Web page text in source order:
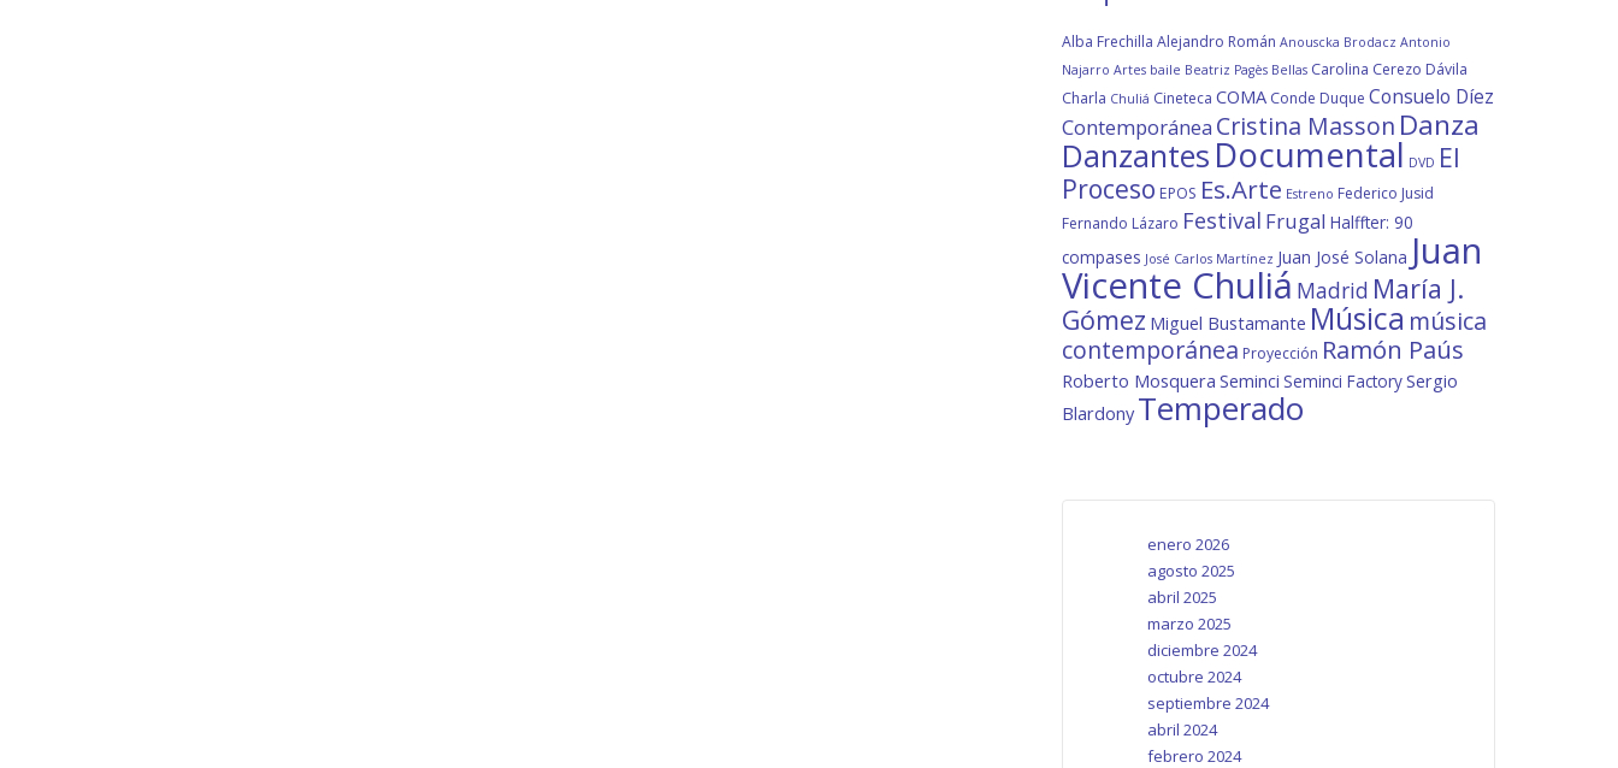
Alba Frechilla Alejandro Román Anouscka Brodacz Antonio
Najarro Artes baile Beatriz Pagès Bellas Carolina Cerezo Dávila
Charla Chuliá Cineteca COMA Conde Duque Consuelo Díez
Contemporánea Cristina Masson Danza
Danzantes Documental DVD El
Proceso EPOS Es.Arte Estreno Federico Jusid
Fernando Lázaro Festival Frugal Halffter: 90
compases José Carlos Martínez Juan José Solana Juan
Vicente Chuliá Madrid María J.
Gómez Miguel Bustamante Música música
contemporánea Proyección Ramón Paús
Roberto Mosquera Seminci Seminci FactorySergio
Blardony Temperado
enero 2026
agosto 2025
abril 2025
marzo 2025
diciembre 2024
octubre 2024
septiembre 2024
abril 2024
febrero 2024